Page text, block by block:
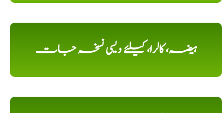
ہیضہ، کالرا، کیلئے دیسی نسخہ جات